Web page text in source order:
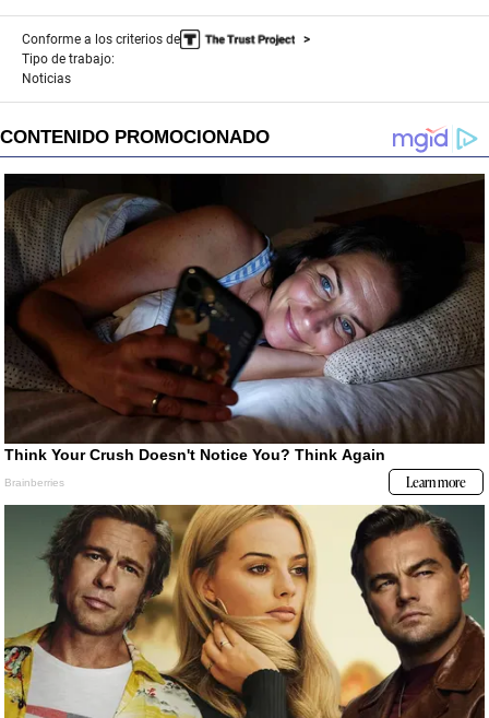
Conforme a los criterios de
Tipo de trabajo:
Noticias